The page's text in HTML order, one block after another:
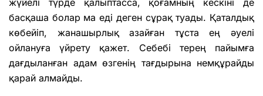
жүйелі түрде қалыптасса, қоғамның кескіні де
басқаша болар ма еді деген сұрақ туады. Қаталдық
көбейіп, жанашырлық азайған тұста ең әуелі
ойлануға үйрету қажет. Себебі терең пайымға
дағдыланған адам өзгенің тағдырына немқұрайды
қарай алмайды.